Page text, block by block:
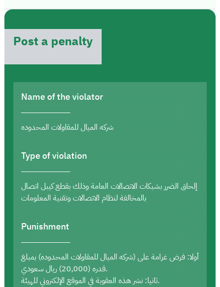
Post a penalty
Name of the violator
شركه الميال للمقاولات المحدوده
Type of violation
إلحاق الضرر بشبكات الاتصالات العامة وذلك بقطع كيبل اتصال
بالمخالفة لنظام الاتصالات وتقنية المعلومات
Punishment
أولا: فرض غرامة على (شركه الميال للمقاولات المحدوده) بمبلغ
قدره (20,000) ريال سعودي.
ثانيا: نشر هذه العقوبة في الموقع الإلكتروني للهيئة.